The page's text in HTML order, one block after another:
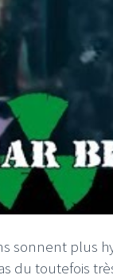
sonnent plus
du toutefois